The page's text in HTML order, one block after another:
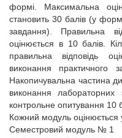
формі. Максимальна
становить 30 балів (у
завдання). Правильна
оцінюється в 10 балів.
правильна відповідь
виконання практичного
Накопичувальна частина
виконання
контрольне опитування 10
Кожний модуль оцінюється
Семестровий модуль № 1